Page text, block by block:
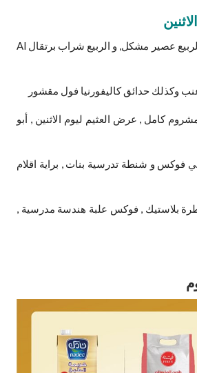
الربيع شراب مشكل و الربيع عصير مشكل, و الربيع شراب برتقال Al
وكذلك حدائق كاليفورنيا فول مقشور
كامل , عرض العثيم ليوم الاثنين , أبو
فوكس و شنطة تدرسية بنات , براية اقلام
بلاستيك , فوكس علبة هندسة مدرسية ,